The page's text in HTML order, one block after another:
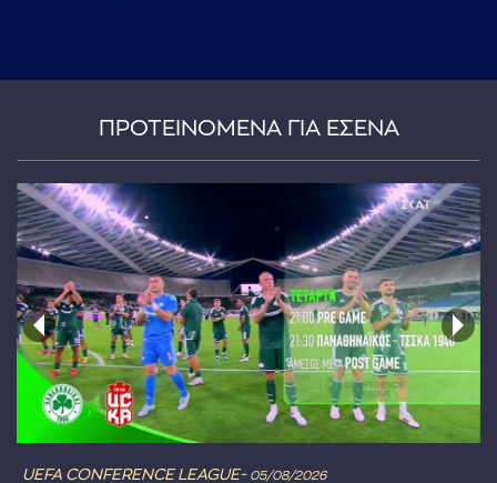
ΠΡΟΤΕΙΝΟΜΕΝΑ ΓΙΑ ΕΣΕΝΑ
UEFA CONFERENCE LEAGUE- 05/08/2026